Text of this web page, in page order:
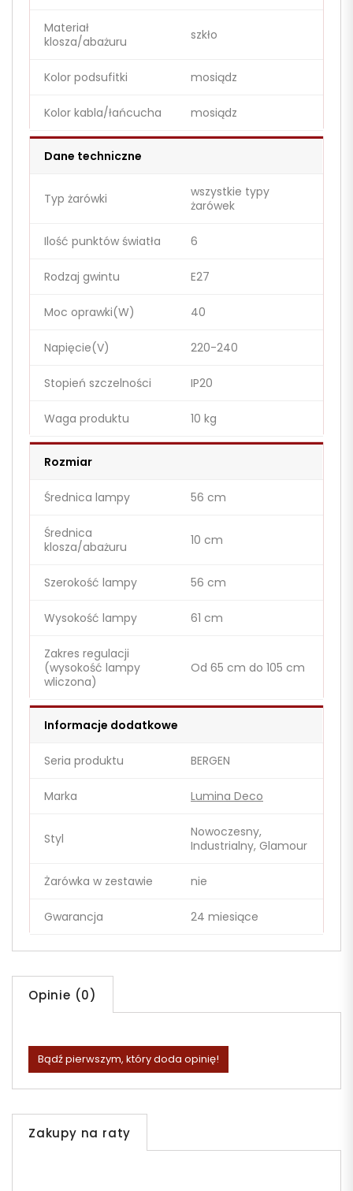
Materiał
klosza/abażuru
szkło
Kolor podsufitki mosiądz
Kolor kabla/łańcucha mosiądz
Dane techniczne
Typ żarówki
wszystkie typy
żarówek
Ilość punktów światła 6
Rodzaj gwintu E27
Moc oprawki(W) 40
Napięcie(V) 220-240
Stopień szczelności IP20
Waga produktu 10 kg
Rozmiar
Średnica lampy 56 cm
Średnica
klosza/abażuru
10 cm
Szerokość lampy 56 cm
Wysokość lampy 61 cm
Zakres regulacji
(wysokość lampy
wliczona)
Od 65 cm do 105 cm
Informacje dodatkowe
Seria produktu BERGEN
Marka Lumina Deco
Styl
Nowoczesny,
Industrialny, Glamour
Żarówka w zestawie nie
Gwarancja 24 miesiące
Opinie (0)
Bądź pierwszym, który doda opinię!
Zakupy na raty